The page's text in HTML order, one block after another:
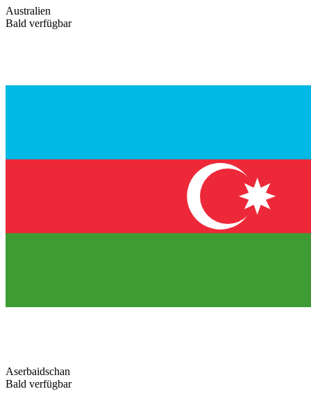
Australien
Bald verfügbar
Aserbaidschan
Bald verfügbar